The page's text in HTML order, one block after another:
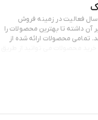
جانبی کلاسیک با بیش از سابقه 5 سال فعالیت در زمینه فروش
همواره سعی بر آن داشته تا بهترین محصولات را
با بالاترین کیفیت به مشتریان خود ارائه دهد. تمامی محصولات ارائه شده از